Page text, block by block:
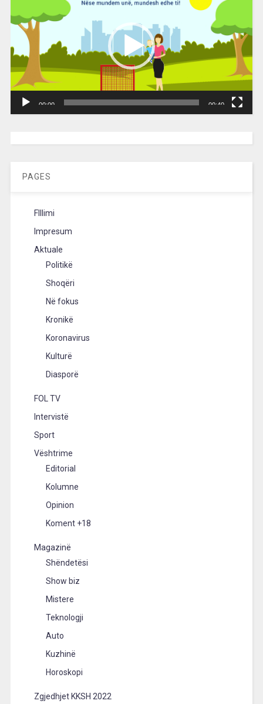
00:00 00:40
PAGES
FIllimi
Impresum
Aktuale
Politikë
Shoqëri
Në fokus
Kronikë
Koronavirus
Kulturë
Diasporë
FOL TV
Intervistë
Sport
Vështrime
Editorial
Kolumne
Opinion
Koment +18
Magazinë
Shëndetësi
Show biz
Mistere
Teknologji
Auto
Kuzhinë
Horoskopi
Zgjedhjet KKSH 2022